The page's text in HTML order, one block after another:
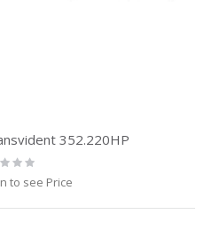
352.220HP
to see Price